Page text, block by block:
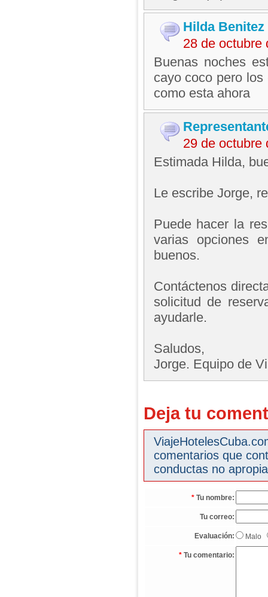
Hilda Benitez
28 de octubre
Buenas noches
cayo coco pero
como esta ahora
29 de octubre
Estimada Hilda,
Le escribe Jorge,
Puede hacer la
varias opciones
buenos.
Contáctenos
solicitud de
ayudarle.
Saludos,
Jorge. Equipo de
Deja tu
comentarios que
conductas no
* Tu nombre:
Tu correo:
Evaluación: Malo
* Tu comentario: